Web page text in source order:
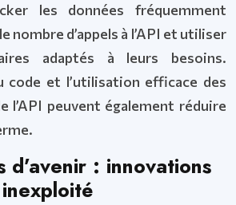
les données fréquemment
nombre d’appels à l’API et utiliser
adaptés à leurs besoins.
code et l’utilisation efficace des
l’API peuvent également réduire
d’avenir : innovations